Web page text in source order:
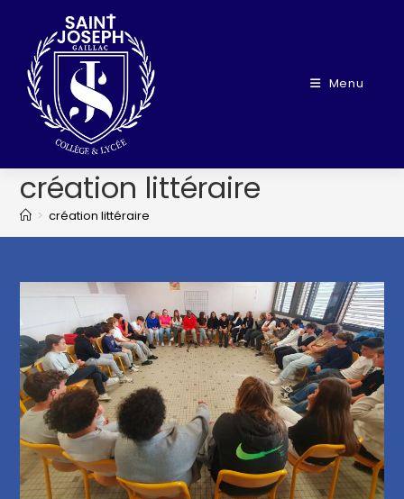
Menu
création littéraire
> création littéraire